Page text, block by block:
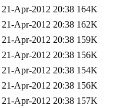
21-Apr-2012 20:38 164K
21-Apr-2012 20:38 162K
21-Apr-2012 20:38 159K
21-Apr-2012 20:38 156K
21-Apr-2012 20:38 154K
21-Apr-2012 20:38 156K
21-Apr-2012 20:38 157K